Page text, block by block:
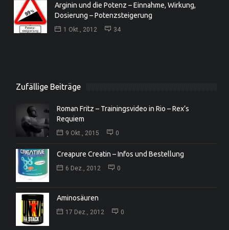
Arginin und die Potenz – Einnahme, Wirkung,
Dosierung – Potenzsteigerung
1 Okt., 2012 34
Zufällige Beiträge
Roman Fritz – Trainingsvideo in Rio – Rex’s
Requiem
9 Okt., 2015 0
Creapure Creatin – Infos und Bestellung
6 Dez., 2012 0
Aminosäuren
17 Dez., 2012 0